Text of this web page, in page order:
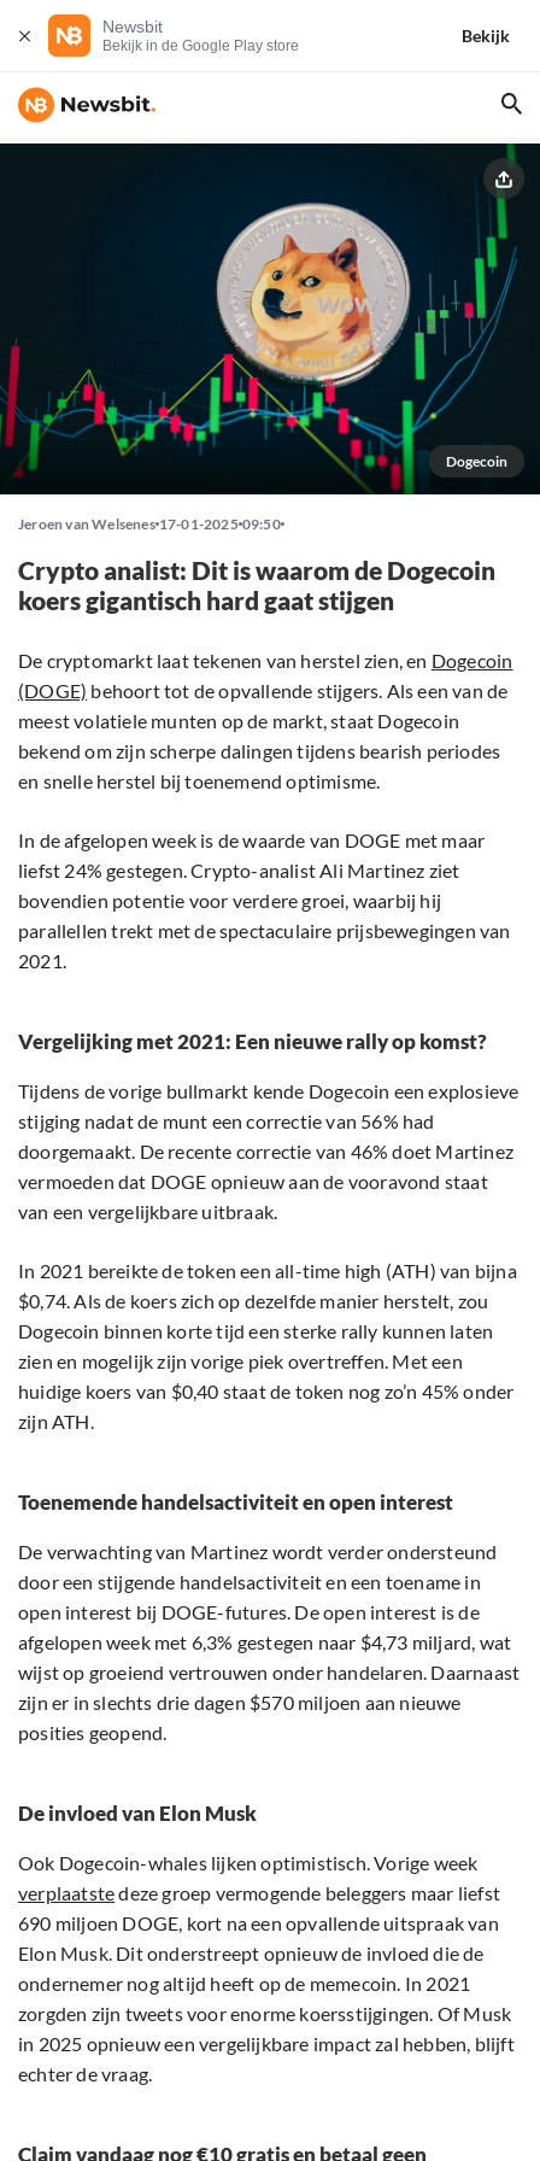
Newsbit
Bekijk in de Google Play store
Bekijk
Dogecoin
Jeroen van Welsenes 17-01-2025 09:50
Crypto analist: Dit is waarom de Dogecoin
koers gigantisch hard gaat stijgen
De cryptomarkt laat tekenen van herstel zien, en Dogecoin
(DOGE) behoort tot de opvallende stijgers. Als een van de
meest volatiele munten op de markt, staat Dogecoin
bekend om zijn scherpe dalingen tijdens bearish periodes
en snelle herstel bij toenemend optimisme.
In de afgelopen week is de waarde van DOGE met maar
liefst 24% gestegen. Crypto-analist Ali Martinez ziet
bovendien potentie voor verdere groei, waarbij hij
parallellen trekt met de spectaculaire prijsbewegingen van
2021.
Vergelijking met 2021: Een nieuwe rally op komst?
Tijdens de vorige bullmarkt kende Dogecoin een explosieve
stijging nadat de munt een correctie van 56% had
doorgemaakt. De recente correctie van 46% doet Martinez
vermoeden dat DOGE opnieuw aan de vooravond staat
van een vergelijkbare uitbraak.
In 2021 bereikte de token een all-time high (ATH) van bijna
$0,74. Als de koers zich op dezelfde manier herstelt, zou
Dogecoin binnen korte tijd een sterke rally kunnen laten
zien en mogelijk zijn vorige piek overtreffen. Met een
huidige koers van $0,40 staat de token nog zo’n 45% onder
zijn ATH.
Toenemende handelsactiviteit en open interest
De verwachting van Martinez wordt verder ondersteund
door een stijgende handelsactiviteit en een toename in
open interest bij DOGE-futures. De open interest is de
afgelopen week met 6,3% gestegen naar $4,73 miljard, wat
wijst op groeiend vertrouwen onder handelaren. Daarnaast
zijn er in slechts drie dagen $570 miljoen aan nieuwe
posities geopend.
De invloed van Elon Musk
Ook Dogecoin-whales lijken optimistisch. Vorige week
verplaatstedeze groep vermogende beleggers maar liefst
690 miljoen DOGE, kort na een opvallende uitspraak van
Elon Musk. Dit onderstreept opnieuw de invloed die de
ondernemer nog altijd heeft op de memecoin. In 2021
zorgden zijn tweets voor enorme koersstijgingen. Of Musk
in 2025 opnieuw een vergelijkbare impact zal hebben, blijft
echter de vraag.
Claim vandaag nog €10 gratis en betaal geen